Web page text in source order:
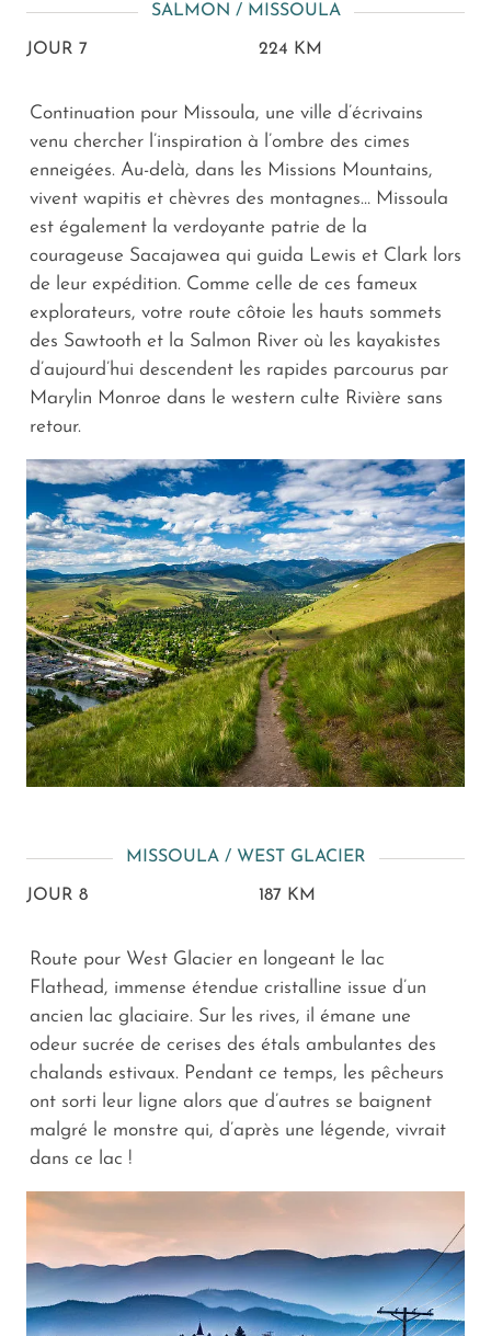
SALMON / MISSOULA
JOUR 7 224 KM
Continuation pour Missoula, une ville d’écrivains
venu chercher l’inspiration à l’ombre des cimes
enneigées. Au-delà, dans les Missions Mountains,
vivent wapitis et chèvres des montagnes… Missoula
est également la verdoyante patrie de la
courageuse Sacajawea qui guida Lewis et Clark lors
de leur expédition. Comme celle de ces fameux
explorateurs, votre route côtoie les hauts sommets
des Sawtooth et la Salmon River où les kayakistes
d’aujourd’hui descendent les rapides parcourus par
Marylin Monroe dans le western culte Rivière sans
retour.
MISSOULA / WEST GLACIER
JOUR 8 187 KM
Route pour West Glacier en longeant le lac
Flathead, immense étendue cristalline issue d’un
ancien lac glaciaire. Sur les rives, il émane une
odeur sucrée de cerises des étals ambulantes des
chalands estivaux. Pendant ce temps, les pêcheurs
ont sorti leur ligne alors que d’autres se baignent
malgré le monstre qui, d’après une légende, vivrait
dans ce lac !